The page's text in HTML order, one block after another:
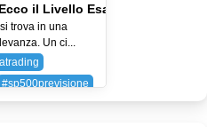
il Livello Esatto
trova in una
Un ci...
#sp500previsione